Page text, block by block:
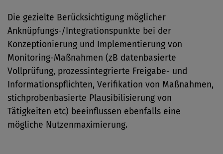
Die gezielte Berücksichtigung möglicher
Anknüpfungs-/Integrationspunkte bei der
Konzeptionierung und Implementierung von
Monitoring-Maßnahmen (zB datenbasierte
Vollprüfung, prozessintegrierte Freigabe- und
Informationspflichten, Verifikation von Maßnahmen,
stichprobenbasierte Plausibilisierung von
Tätigkeiten etc) beeinflussen ebenfalls eine
mögliche Nutzenmaximierung.